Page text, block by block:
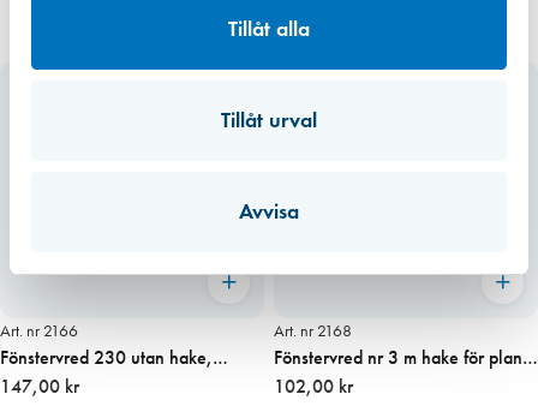
Tillåt alla
Tillåt urval
Avvisa
Art. nr 2166
Fönstervred 230 utan hake,
pris/st
147,00 kr
Art. nr 2168
Fönstervred nr 3 m hake för plant
montage, pris/st
102,00 kr